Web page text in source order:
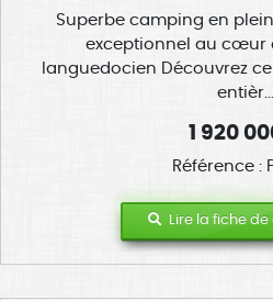
Superbe camping en
exceptionnel au cœur
languedocien Découvrez
entièr...
1 920
Référence :
Lire la fiche